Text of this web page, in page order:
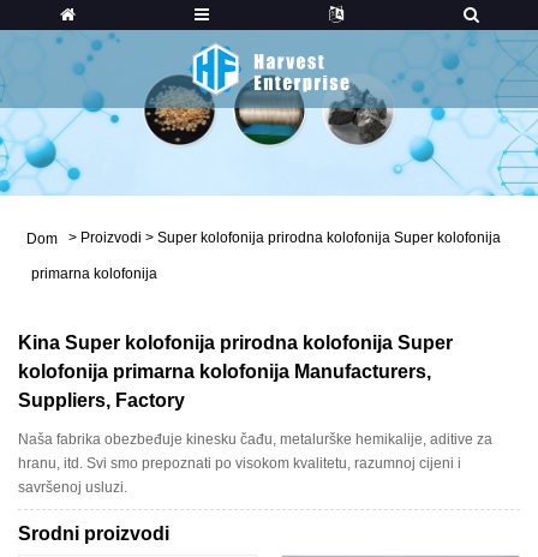
Dom > Proizvodi > Super kolofonija prirodna kolofonija Super kolofonija
primarna kolofonija
Kina Super kolofonija prirodna kolofonija Super
kolofonija primarna kolofonija Manufacturers,
Suppliers, Factory
Naša fabrika obezbeđuje kinesku čađu, metalurške hemikalije, aditive za
hranu, itd. Svi smo prepoznati po visokom kvalitetu, razumnoj cijeni i
savršenoj usluzi.
Srodni proizvodi